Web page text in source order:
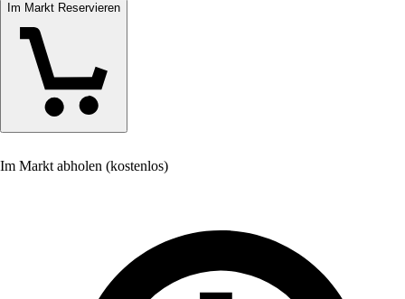
Im Markt Reservieren
Im Markt abholen (kostenlos)